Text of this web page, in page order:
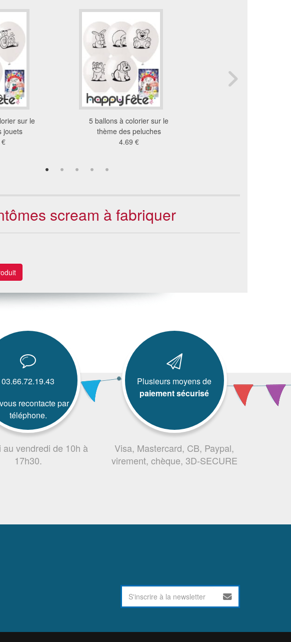
sur le
jouets
5 ballons à colorier sur le
thème des peluches
4.69 €
scream à fabriquer
03.66.72.19.43
recontacte par
téléphone.
au vendredi de 10h à
17h30.
Plusieurs moyens de
paiement sécurisé
Visa, Mastercard, CB, Paypal,
virement, chèque, 3D-SECURE